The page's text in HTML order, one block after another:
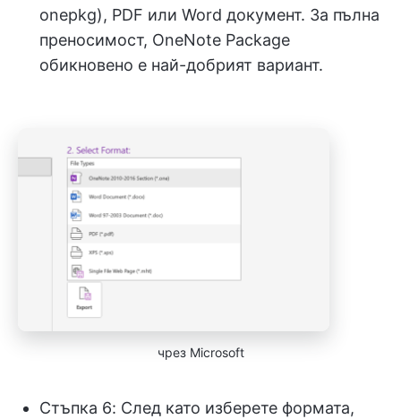
onepkg), PDF или Word документ. За пълна
преносимост, OneNote Package
обикновено е най-добрият вариант.
чрез Microsoft
Стъпка 6: След като изберете формата,